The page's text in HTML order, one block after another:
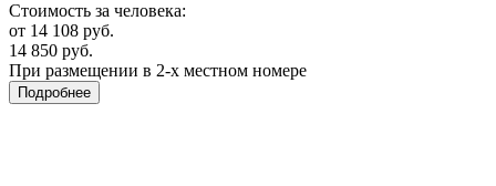
Стоимость за человека:
от 14 108 руб.
14 850 руб.
При размещении в 2-х местном номере
Подробнее